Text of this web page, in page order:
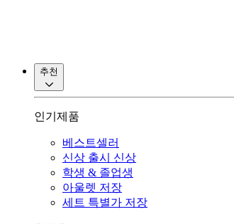
추천
인기제품
베스트셀러
신상 출시 신상
학생 & 졸업생
아울렛 저장
세트 특별가 저장